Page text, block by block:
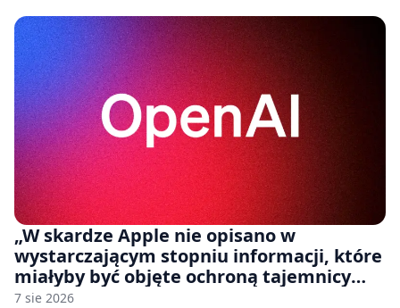
„W skardze Apple nie opisano w
wystarczającym stopniu informacji, które
miałyby być objęte ochroną tajemnicy
handlowej”. OpenAI żąda odrzucenia
7 sie 2026